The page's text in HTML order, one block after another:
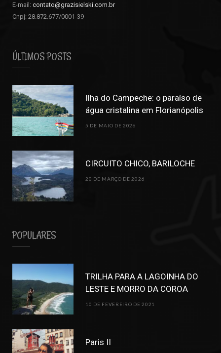
E-mail: contato@grazisielski.com.br
Cnpj: 28.872.677/0001-39
ÚLTIMOS POSTS
Ilha do Campeche: o paraíso de
água cristalina em Florianópolis
5 DE MAIO DE 2026
CIRCUITO CHICO, BARILOCHE
20 DE MARÇO DE 2026
POPULARES
TRILHA PARA A LAGOINHA DO
LESTE E MORRO DA COROA
10 DE FEVEREIRO DE 2021
Paris II